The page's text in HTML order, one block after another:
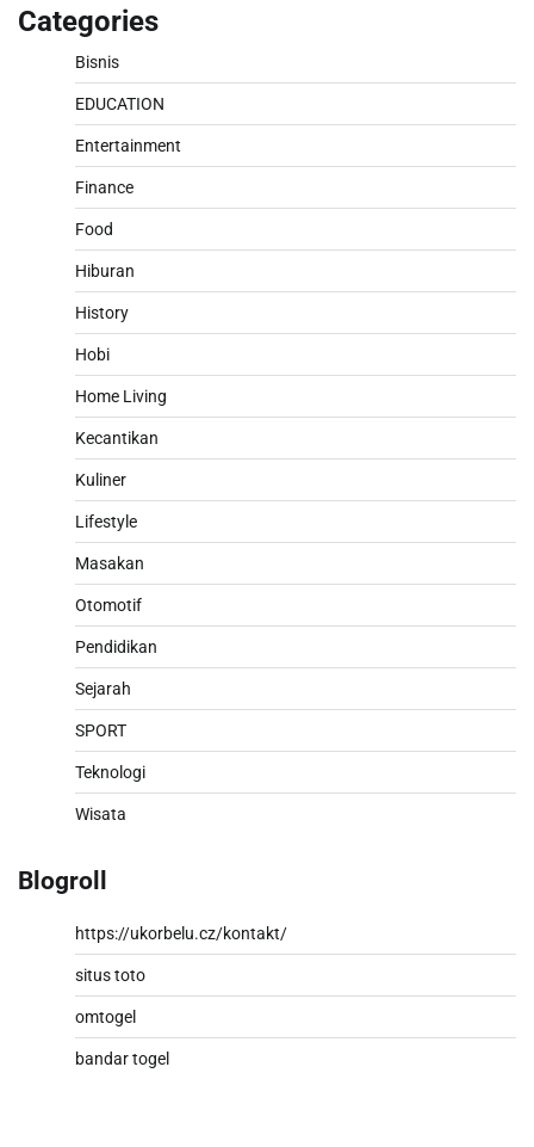
Categories
Bisnis
EDUCATION
Entertainment
Finance
Food
Hiburan
History
Hobi
Home Living
Kecantikan
Kuliner
Lifestyle
Masakan
Otomotif
Pendidikan
Sejarah
SPORT
Teknologi
Wisata
Blogroll
https://ukorbelu.cz/kontakt/
situs toto
omtogel
bandar togel